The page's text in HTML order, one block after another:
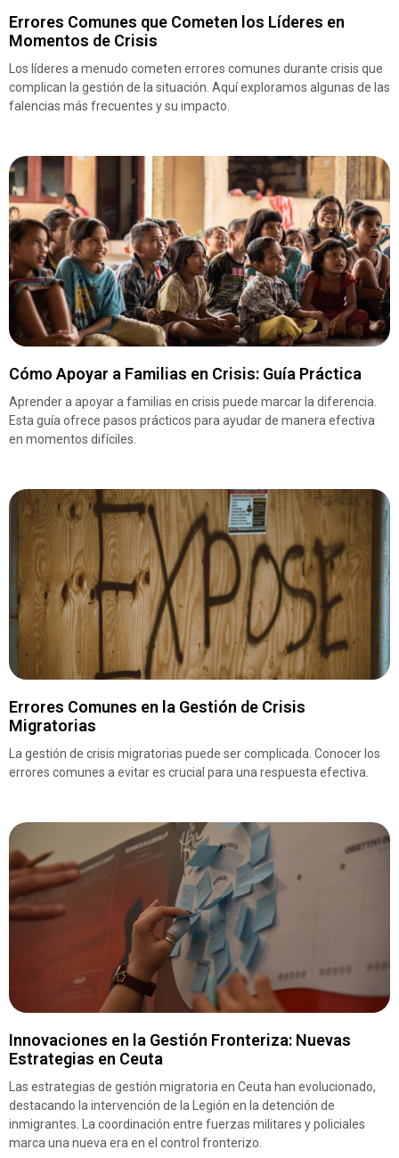
Errores Comunes que Cometen los Líderes en
Momentos de Crisis
Los líderes a menudo cometen errores comunes durante crisis que
complican la gestión de la situación. Aquí exploramos algunas de las
falencias más frecuentes y su impacto.
Cómo Apoyar a Familias en Crisis: Guía Práctica
Aprender a apoyar a familias en crisis puede marcar la diferencia.
Esta guía ofrece pasos prácticos para ayudar de manera efectiva
en momentos difíciles.
Errores Comunes en la Gestión de Crisis
Migratorias
La gestión de crisis migratorias puede ser complicada. Conocer los
errores comunes a evitar es crucial para una respuesta efectiva.
Innovaciones en la Gestión Fronteriza: Nuevas
Estrategias en Ceuta
Las estrategias de gestión migratoria en Ceuta han evolucionado,
destacando la intervención de la Legión en la detención de
inmigrantes. La coordinación entre fuerzas militares y policiales
marca una nueva era en el control fronterizo.